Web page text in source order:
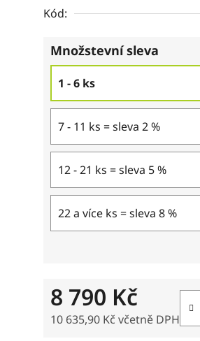
Kód:
Množstevní sleva
1 - 6 ks
7 - 11 ks = sleva 2 %
12 - 21 ks = sleva 5 %
22 a více ks = sleva 8 %
8 790 Kč
10 635,90 Kč včetně DPH